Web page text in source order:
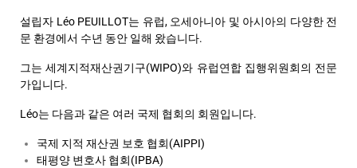
설립자 Léo PEUILLOT는 유럽, 오세아니아 및 아시아의 다양한 전
문 환경에서 수년 동안 일해 왔습니다.
그는 세계지적재산권기구(WIPO)와 유럽연합 집행위원회의 전문
가입니다.
Léo는 다음과 같은 여러 국제 협회의 회원입니다.
국제 지적 재산권 보호 협회(AIPPI)
태평양 변호사 협회(IPBA)